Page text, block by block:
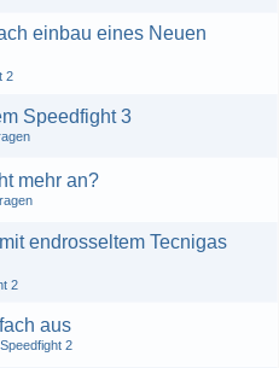
einbau eines Neuen
2
Speedfight 3
mehr an?
endrosseltem Tecnigas
2
aus
Speedfight 2